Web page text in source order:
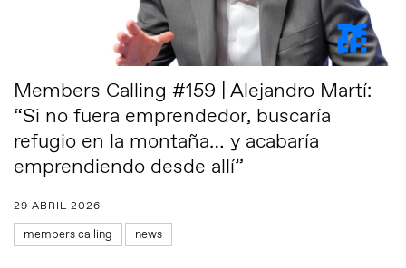
Members Calling #159 | Alejandro Martí:
“Si no fuera emprendedor, buscaría
refugio en la montaña… y acabaría
emprendiendo desde allí”
29 ABRIL 2026
members calling news